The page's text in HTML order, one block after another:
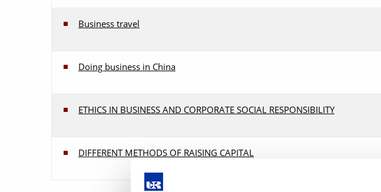
Business travel
Doing business in China
ETHICS IN BUSINESS AND CORPORATE SOCIAL RESPONSIBILITY
DIFFERENT METHODS OF RAISING CAPITAL